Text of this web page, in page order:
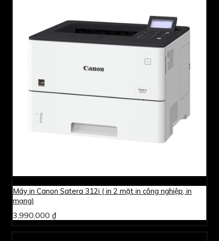
Máy in Canon Satera 312i ( in 2 mặt in công nghiệp, in
mạng)
3,990,000 ₫